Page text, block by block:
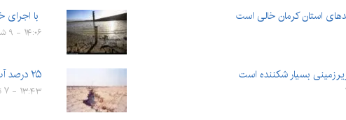
با
۱۴:۰۶ - ۹ شهریور ۱۴۰۲
بسیار شکننده است ۲۵ درصد آب شرب شهر کرمان هدر می‌رود
۱۳:۴۳ - ۷ تیر ۱۴۰۱